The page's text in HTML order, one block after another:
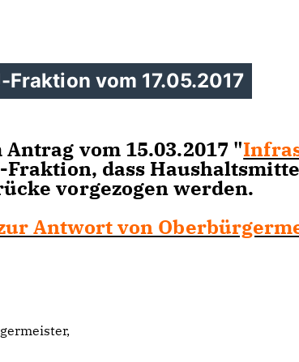
Fraktion vom 17.05.2017
vom 15.03.2017 "
Fraktion, dass
vorgezogen werden.
Antwort von